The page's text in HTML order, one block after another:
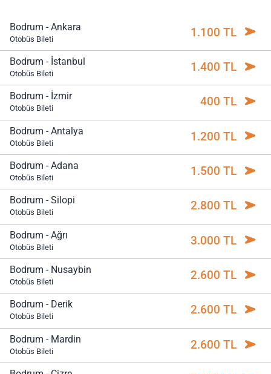
Bodrum - Ankara
Otobüs Bileti 1.100 TL
Bodrum - İstanbul
Otobüs Bileti 1.400 TL
Bodrum - İzmir
Otobüs Bileti 400 TL
Bodrum - Antalya
Otobüs Bileti 1.200 TL
Bodrum - Adana
Otobüs Bileti 1.500 TL
Bodrum - Silopi
Otobüs Bileti 2.800 TL
Bodrum - Ağrı
Otobüs Bileti 3.000 TL
Bodrum - Nusaybin
Otobüs Bileti 2.600 TL
Bodrum - Derik
Otobüs Bileti 2.600 TL
Bodrum - Mardin
Otobüs Bileti 2.600 TL